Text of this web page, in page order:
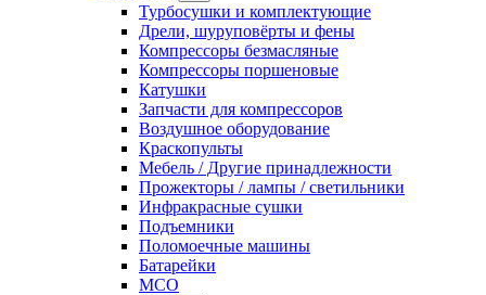
Турбосушки и комплектующие
Дрели, шуруповёрты и фены
Компрессоры безмасляные
Компрессоры поршеновые
Катушки
Запчасти для компрессоров
Воздушное оборудование
Краскопульты
Мебель / Другие принадлежности
Прожекторы / лампы / светильники
Инфракрасные сушки
Подъемники
Поломоечные машины
Батарейки
МСО